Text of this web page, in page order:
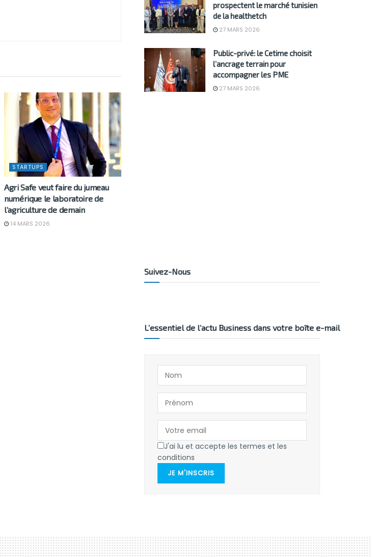
STARTUPS
Agri Safe veut faire du jumeau
numérique le laboratoire de
l’agriculture de demain
14 MARS 2026
prospectent le marché tunisien
de la healthetch
27 MARS 2026
Public-privé: le Cetime choisit
l’ancrage terrain pour
accompagner les PME
27 MARS 2026
Suivez-Nous
L’essentiel de l’actu Business dans votre boîte e-mail
J'ai lu et accepte les termes et les
conditions
JE M'INSCRIS